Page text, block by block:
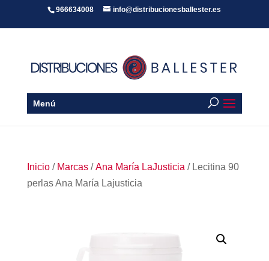
966634008 info@distribucionesballester.es
Menú
Inicio/ Marcas/Ana María LaJusticia / Lecitina 90
perlas Ana María Lajusticia